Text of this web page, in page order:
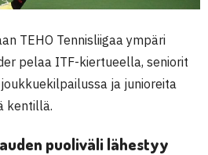
TEHO Tennisliigaa ympäri
pelaa ITF-kiertueella, seniorit
ja junioreita
kentillä.
puoliväli lähestyy